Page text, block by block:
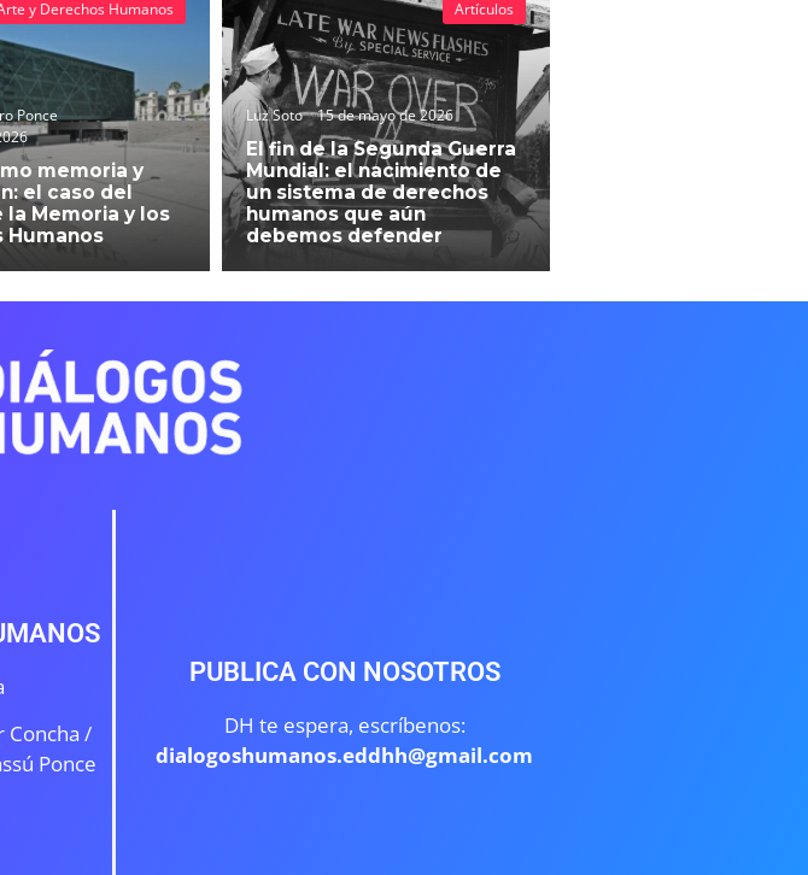
Ponce
memoria y
el caso del
la Memoria y los
Humanos
y Derechos Humanos
Luz Soto 15 de mayo de 2026
El fin de la Segunda Guerra
Mundial: el nacimiento de
un sistema de derechos
humanos que aún
debemos defender
Artículos
Concha /
Ponce
PUBLICA CON NOSOTROS
DH te espera, escríbenos:
dialogoshumanos.eddhh@gmail.com